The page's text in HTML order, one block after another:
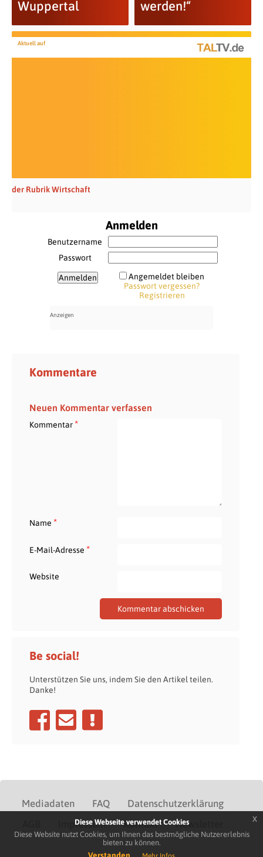
Wuppertal
werden!“
Aktuell auf
der Rubrik Wirtschaft
Anmelden
Benutzername
Passwort
Angemeldet bleiben
Passwort vergessen?
Registrieren
Kommentare
Neuen Kommentar verfassen
Kommentar*
Name *
E-Mail-Adresse *
Website
Be social!
Unterstützen Sie uns, indem Sie den Artikel teilen.
Danke!
Mediadaten FAQ
Datenschutzerklärung
Impressum Kontakt Newsletter
Diese Webseite verwendet Cookies
Diese Website nutzt Cookies, um Ihnen das bestmögliche Nutzererlebnis
bieten zu können.
x